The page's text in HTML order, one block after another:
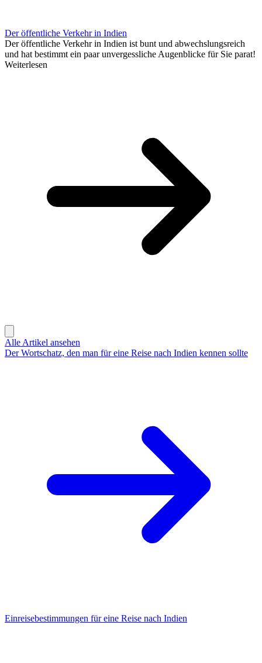
Der öffentliche Verkehr in Indien
Der öffentliche Verkehr in Indien ist bunt und abwechslungsreich
und hat bestimmt ein paar unvergessliche Augenblicke für Sie parat!
Weiterlesen
Alle Artikel ansehen
Der Wortschatz, den man für eine Reise nach Indien kennen sollte
Einreisebestimmungen für eine Reise nach Indien